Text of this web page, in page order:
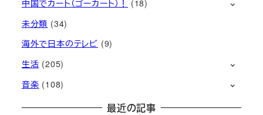
中国でカート（ゴーカート）！
(18)
未分類 (34)
海外で日本のテレビ (9)
生活 (205)
音楽 (108)
最近の記事